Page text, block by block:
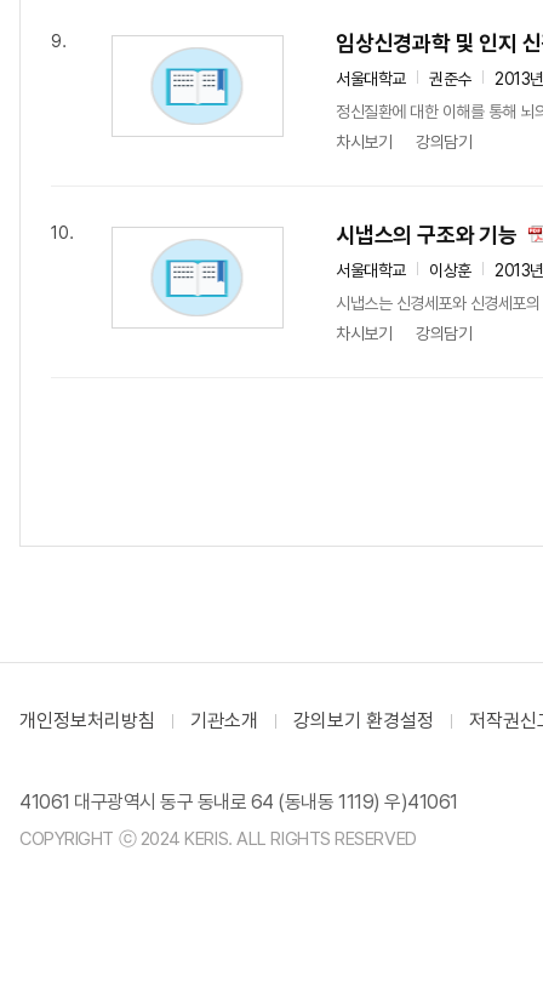
9. 임상신경과학 및 인지
서울대학교 권준수
2013
정신질환에 대한 이해를 통해
차시보기
강의담기
10. 시냅스의 구조와 기능
서울대학교 이상훈
2013
시냅스는 신경세포와 신경세포
차시보기
강의담기
개인정보처리방침 기관소개 강의보기 환경설정 저작권신
41061 대구광역시 동구 동내로 64 (동내동 1119) 우)41061
COPYRIGHT ⓒ 2024 KERIS. ALL RIGHTS RESERVED